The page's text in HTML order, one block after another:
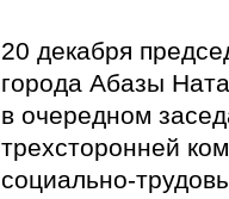
20 декабря
города Абазы
в очередном
трехсторонней
социально-